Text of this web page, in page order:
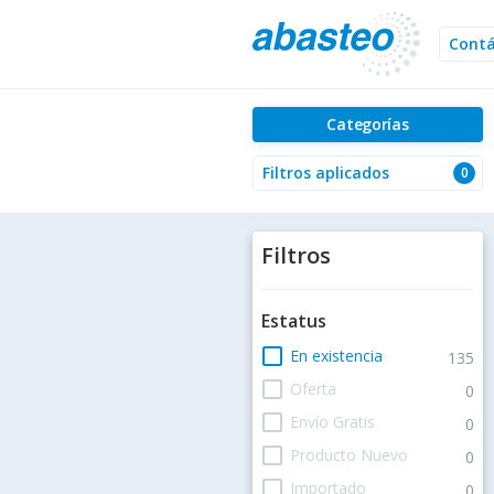
Categorías
0
Filtros aplicados
Filtros
Estatus
check_box_outline_blank En existencia 135
check_box_outline_blank Oferta 0
check_box_outline_blank Envío Gratis 0
check_box_outline_blank Producto Nuevo 0
check_box_outline_blank Importado